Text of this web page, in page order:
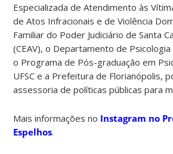
Especializada de Atendimento às
de Atos Infracionais e de Violência
Familiar do Poder Judiciário de Santa
(CEAV), o Departamento de Psicologia
o Programa de Pós-graduação em
UFSC e a Prefeitura de Florianópolis,
assessoria de políticas públicas para
Mais informações no Instagram no
Espelhos.